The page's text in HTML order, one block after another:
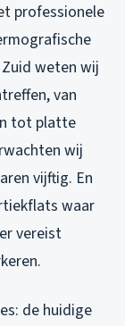
professionele
weten wij
van
tot platte
wij
vijftig. En
waar
vereist
de huidige